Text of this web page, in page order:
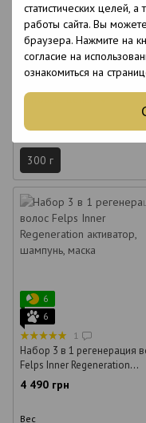
статистических целей,
работы сайта. Вы
браузера. Нажмите на
согласие на
ознакомиться на
6
Протеиновая маска Felps
Avocado Oil Mask для
300 г
1 190 грн
Оптовые цены
300 г
6
6
1
Набор 3 в 1 регенерация
Felps Inner Regeneration
активатор, шампунь, маска
мл + 500 мл + 500 г
4 490 грн
Вес